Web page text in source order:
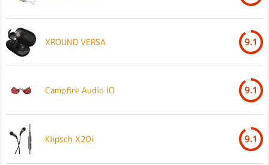
XROUND VERSA 9.1
Campfire Audio IO 9.1
Klipsch X20i 9.1